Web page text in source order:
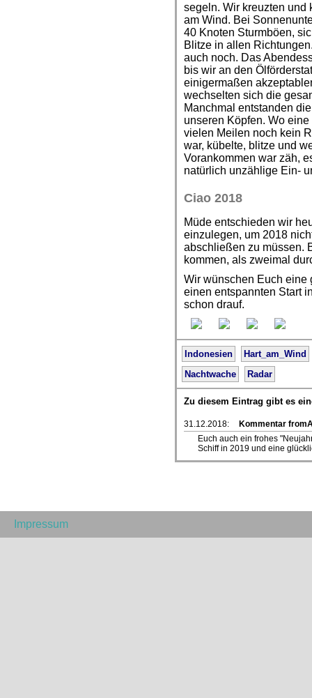
segeln. Wir kreuzten und
am Wind. Bei
40 Knoten Sturmböen,
Blitze in allen
auch noch. Das
bis wir an den
einigermaßen
wechselten sich die
Manchmal entstanden
unseren Köpfen. Wo
vielen Meilen noch kein
war, kübelte, blitze und
Vorankommen war zäh,
natürlich unzählige Ein-
Ciao 2018
Müde entschieden wir
einzulegen, um 2018
abschließen zu müssen.
kommen, als zweimal
Wir wünschen Euch eine
einen entspannten Start
schon drauf.
Indonesien
Hart_am_Wind
Nachtwache
Radar
Zu diesem Eintrag gibt es
31.12.2018:
Kommentar
Euch auch ein frohes
Schiff in 2019 und eine
Impressum